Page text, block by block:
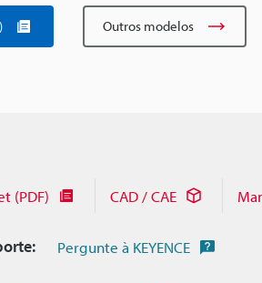
Outros modelos
(PDF) CAD / CAE
Pergunte à KEYENCE